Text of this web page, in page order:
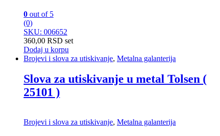
0 out of 5
(0)
SKU: 006652
360,00 RSD set
Dodaj u korpu
Brojevi i slova za utiskivanje, Metalna galanterija
Slova za utiskivanje u metal Tolsen (
25101 )
Brojevi i slova za utiskivanje, Metalna galanterija